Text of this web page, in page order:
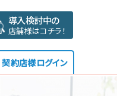
導入検討中の
店舗様はコチラ！
契約店様ログイン